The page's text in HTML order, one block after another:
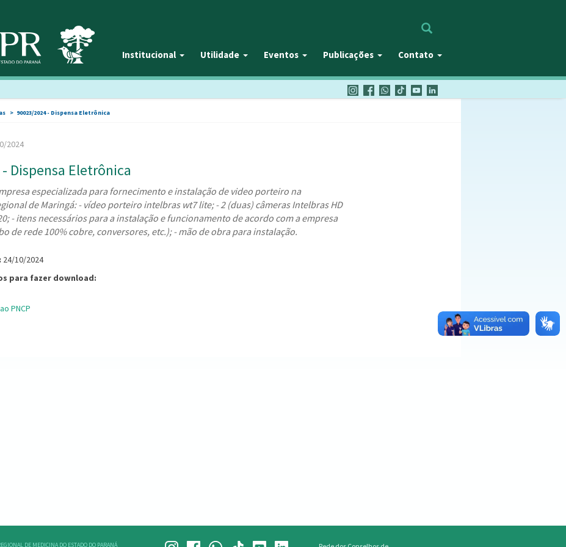
Institucional Utilidade Eventos Publicações Contato
90023/2024 - Dispensa Eletrônica
2024
Dispensa Eletrônica
especializada para fornecimento e instalação de video porteiro na
de Maringá: - vídeo porteiro intelbras wt7 lite; - 2 (duas) câmeras Intelbras HD
- itens necessários para a instalação e funcionamento de acordo com a empresa
de rede 100% cobre, conversores, etc.); - mão de obra para instalação.
24/10/2024
para fazer download:
PNCP
DE MEDICINA DO ESTADO DO PARANÁ